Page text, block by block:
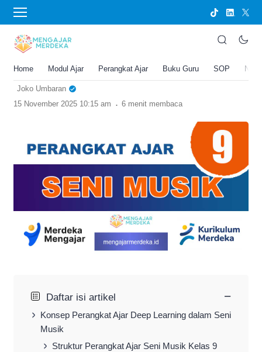
Home Modul Ajar Perangkat Ajar Buku Guru SOP
BERANDA
Perangkat Ajar Seni Musik Kelas 9
SMP/MTs Deep Learning Kurikulum
Merdeka
Joko Umbaran
15 November 2025 10:15 am . 6 menit membaca
Daftar isi artikel −
Konsep Perangkat Ajar Deep Learning dalam Seni
Musik
Struktur Perangkat Ajar Seni Musik Kelas 9